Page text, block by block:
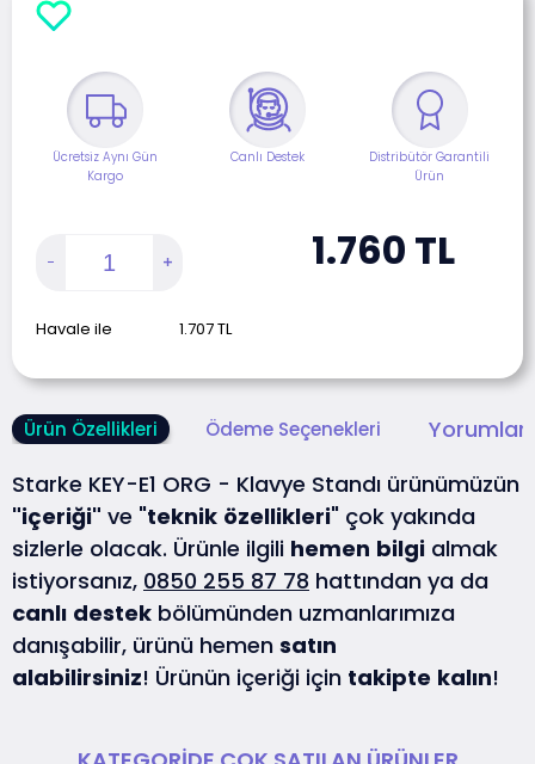
Ücretsiz Aynı Gün
Kargo
Canlı Destek
Distribütör Garantili
Ürün
1.760 TL
Havale ile 1.707TL
Ürün Özellikleri Ödeme Seçenekleri
Starke KEY-E1 ORG - Klavye Standı ürünümüzün
"içeriği" ve "teknik özellikleri" çok yakında
sizlerle olacak. Ürünle ilgili hemen bilgi almak
istiyorsanız, 0850 255 87 78 hattından ya da
canlı destek bölümünden uzmanlarımıza
danışabilir, ürünü hemen satın
alabilirsiniz! Ürünün içeriği için takipte kalın!